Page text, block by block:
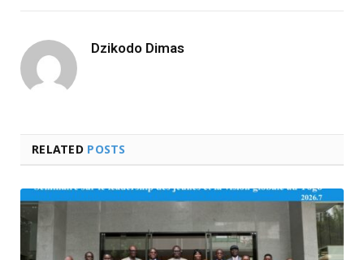
Dzikodo Dimas
RELATED POSTS